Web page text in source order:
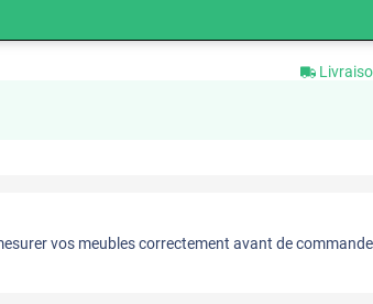
vos meubles correctement avant de